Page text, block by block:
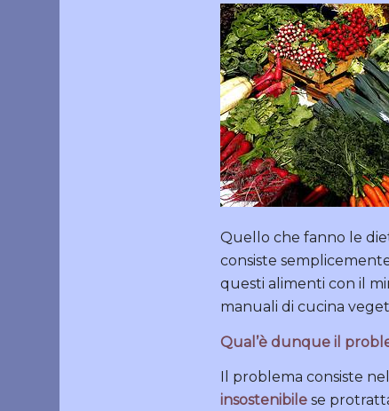
Quello che fanno le
consiste
questi alimenti con il
manuali di cucina
Qual’è dunque il
Il problema consiste
insostenibile se